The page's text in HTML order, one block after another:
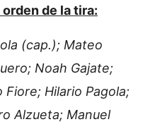
de la tira:
(cap.); Mateo
Noah Gajate;
Hilario Pagola;
Alzueta; Manuel